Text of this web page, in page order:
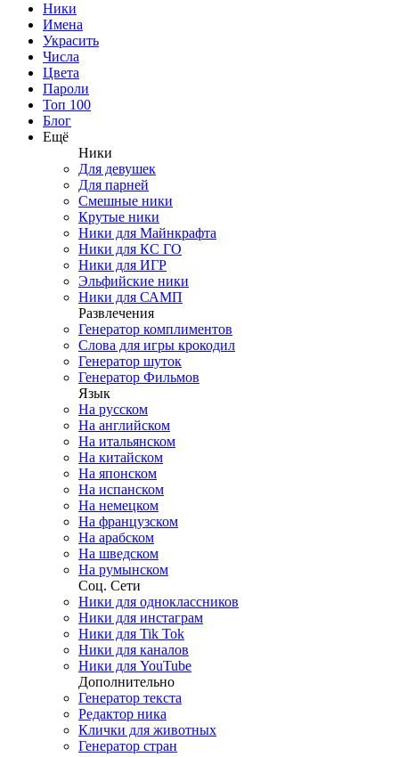
Ники
Имена
Украсить
Числа
Цвета
Пароли
Топ 100
Блог
Ещё
Ники
Для девушек
Для парней
Смешные ники
Крутые ники
Ники для Майнкрафта
Ники для КС ГО
Ники для ИГР
Эльфийские ники
Ники для САМП
Развлечения
Генератор комплиментов
Слова для игры крокодил
Генератор шуток
Генератор Фильмов
Язык
На русском
На английском
На итальянском
На китайском
На японском
На испанском
На немецком
На французском
На арабском
На шведском
На румынском
Соц. Сети
Ники для одноклассников
Ники для инстаграм
Ники для Tik Tok
Ники для каналов
Ники для YouTube
Дополнительно
Генератор текста
Редактор ника
Клички для животных
Генератор стран